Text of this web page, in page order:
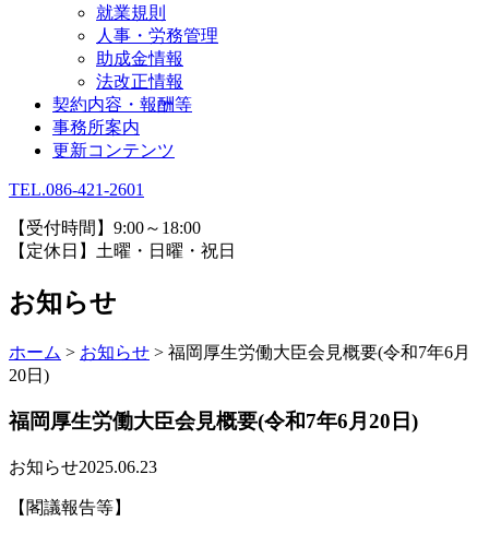
就業規則
人事・労務管理
助成金情報
法改正情報
契約内容・報酬等
事務所案内
更新コンテンツ
TEL.086-421-2601
【受付時間】9:00～18:00
【定休日】土曜・日曜・祝日
お知らせ
ホーム > お知らせ > 福岡厚生労働大臣会見概要(令和7年6月
20日)
福岡厚生労働大臣会見概要(令和7年6月20日)
お知らせ2025.06.23
【閣議報告等】